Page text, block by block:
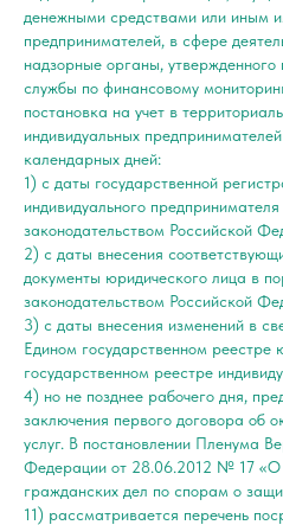
денежными средствами или иным
предпринимателей, в сфере
надзорные органы,
службы по финансовому
постановка на учет в
индивидуальных
календарных дней:
1) с даты государственной
индивидуального
законодательством Российской
2) с даты внесения
документы юридического лица в
законодательством Российской
3) с даты внесения изменений в
Едином государственном реестре
государственном реестре
4) но не позднее рабочего дня,
заключения первого договора об
услуг. В постановлении Пленума
Федерации от 28.06.2012 № 17 «О
гражданских дел по спорам о
11) рассматривается перечень